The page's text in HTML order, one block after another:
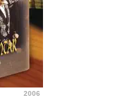
2006